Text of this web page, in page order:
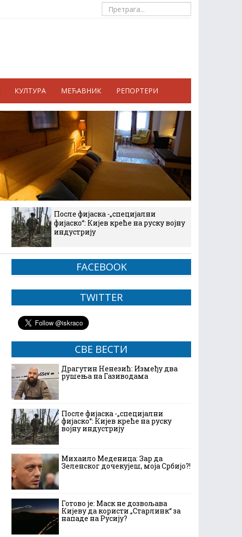
КУЛТУРА МЕЋАВНИК РЕПОРТЕРИ
После фијаска -„специјални
фијаско“: Кијев креће на руску војну
индустрију
FACEBOOK
TWITTER
СВЕ ВЕСТИ
Драгутин Ненезић: Између два
рушења на Газиводама
После фијаска -„специјални
фијаско“: Кијев креће на руску
војну индустрију
Михаило Меденица: Зар да
Зеленског дочекујеш, моја Србијо?!
Готово је: Маск не дозвољава
Кијеву да користи „Старлинк“ за
нападе на Русију?